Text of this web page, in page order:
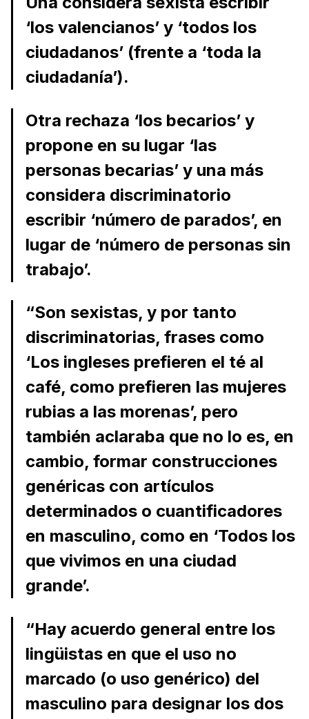
‘los valencianos’ y ‘todos los
ciudadanos’ (frente a ‘toda la
ciudadanía’).
Otra rechaza ‘los becarios’ y
propone en su lugar ‘las
personas becarias’ y una más
considera discriminatorio
escribir ‘número de parados’, en
lugar de ‘número de personas sin
trabajo’.
“Son sexistas, y por tanto
discriminatorias, frases como
‘Los ingleses prefieren el té al
café, como prefieren las mujeres
rubias a las morenas’, pero
también aclaraba que no lo es, en
cambio, formar construcciones
genéricas con artículos
determinados o cuantificadores
en masculino, como en ‘Todos los
que vivimos en una ciudad
grande’.
“Hay acuerdo general entre los
lingüistas en que el uso no
marcado (o uso genérico) del
masculino para designar los dos